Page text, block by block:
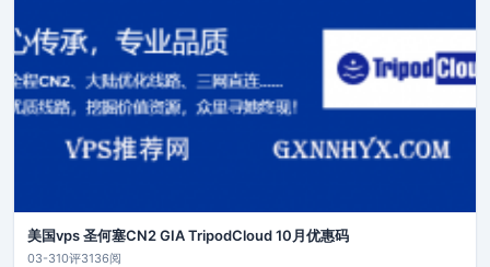
美国vps 圣何塞CN2 GIA TripodCloud 10月优惠码
03-310评3136阅